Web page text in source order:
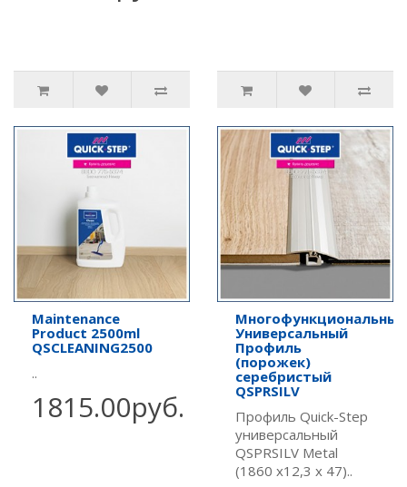
Maintenance
Product 2500ml
QSCLEANING2500
..
1815.00руб.
Многофункциональный
Универсальный
Профиль
(порожек)
серебристый
QSPRSILV
Профиль Quick-Step
универсальный
QSPRSILV Metal
(1860 х12,3 х 47)..